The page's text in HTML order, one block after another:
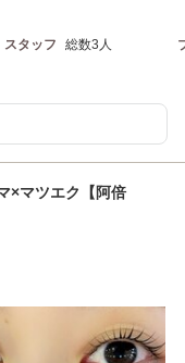
スタッフ 総数3人
×マツエク【阿倍